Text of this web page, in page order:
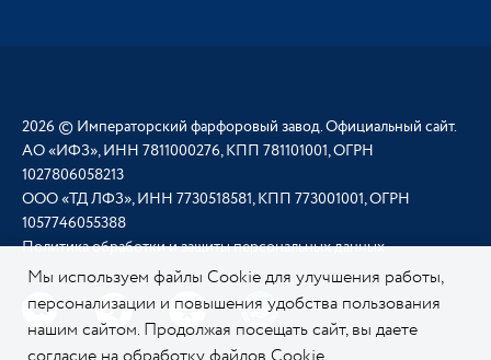
2026 © Императорский фарфоровый завод. Официальный сайт.
АО «ИФЗ», ИНН 7811000276, КПП 781101001, ОГРН
1027806058213
ООО «ТД ЛФЗ», ИНН 7730518581, КПП 773001001, ОГРН
1057746055388
Политика обработки и защиты персональных данных
Мы используем файлы Cookie для улучшения работы,
персонализации и повышения удобства пользования
нашим сайтом. Продолжая посещать сайт, вы даете